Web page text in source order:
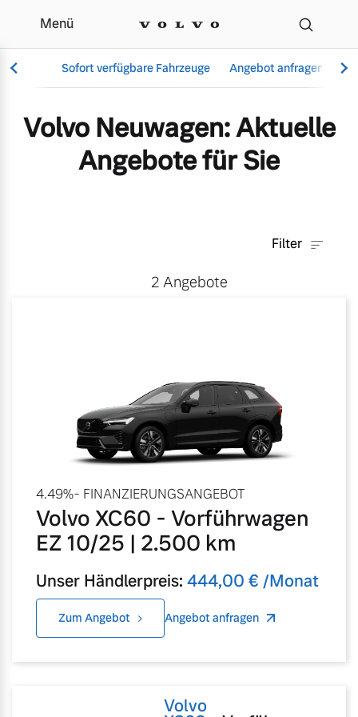
Aktuelle Angebote &
Menü
Sofort verfügbare Fahrzeuge Angebot anfragen
Vollelektrisch
4 Modelle
Geschäftskunden
Editionsmodelle
Konnektivität
Aktuelle Angebote
Volvo Gebrauchtwagenbörse
Gebrauchtwagen
Volvo kauft Ihr Auto
Aktuelle Zubehörangebote
Aktuelle Serviceangebote
Service by Volvo
Kontakt und Anfahrt
Karriere
Unsere News & Events
Volvo Neuwagen: Aktuelle
Angebote für Sie
Filter
2 Angebote
4.49%- FINANZIERUNGSANGEBOT
Volvo XC60 - Vorführwagen
EZ 10/25 | 2.500 km
Unser Händlerpreis: 444,00 € /Monat
Zum Angebot Angebot anfragen
Volvo